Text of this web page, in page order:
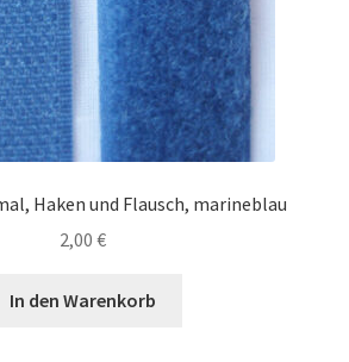
Haken und Flausch, marineblau
2,00 €
In den Warenkorb